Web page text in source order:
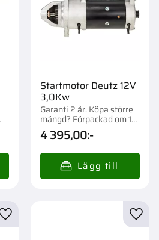
Startmotor Deutz 12V
3,0Kw
Garanti 2 år. Köpa större
mängd? Förpackad om 1
st.
4 395,00:-
Lägg till i favoriter